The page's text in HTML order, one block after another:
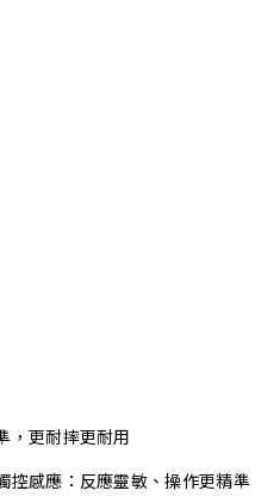
，更耐摔更耐用
控感應：反應靈敏、操作更精準